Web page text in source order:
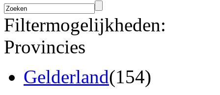
Filtermogelijkheden:
Provincies
Gelderland(154)